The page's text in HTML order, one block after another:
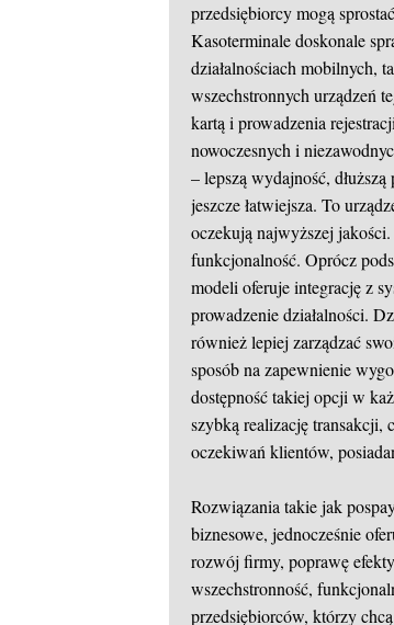
przedsiębiorcy mogą
Kasoterminale doskonale
działalnościach mobilnych,
wszechstronnych urządzeń
kartą i prowadzenia
nowoczesnych i
– lepszą wydajność,
jeszcze łatwiejsza. To
oczekują najwyższej
funkcjonalność. Oprócz
modeli oferuje integrację z
prowadzenie działalności.
również lepiej zarządzać
sposób na zapewnienie
dostępność takiej opcji w
szybką realizację transakcji,
oczekiwań klientów,
Rozwiązania takie jak
biznesowe, jednocześnie
rozwój firmy, poprawę
wszechstronność,
przedsiębiorców, którzy